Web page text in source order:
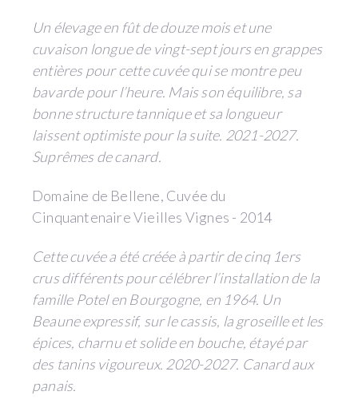
Un élevage en fût de douze mois et une
cuvaison longue de vingt-sept jours en grappes
entières pour cette cuvée qui se montre peu
bavarde pour l’heure. Mais son équilibre, sa
bonne structure tannique et sa longueur
laissent optimiste pour la suite. 2021-2027.
Suprêmes de canard.
Domaine de Bellene, Cuvée du
Cinquantenaire Vieilles Vignes - 2014
Cette cuvée a été créée à partir de cinq 1ers
crus différents pour célébrer l’installation de la
famille Potel en Bourgogne, en 1964. Un
Beaune expressif, sur le cassis, la groseille et les
épices, charnu et solide en bouche, étayé par
des tanins vigoureux. 2020-2027. Canard aux
panais.